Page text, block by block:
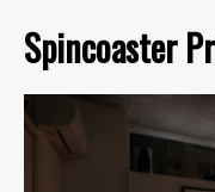
Spincoaster